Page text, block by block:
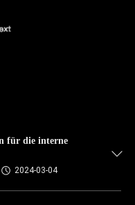
für die interne
2024-03-04